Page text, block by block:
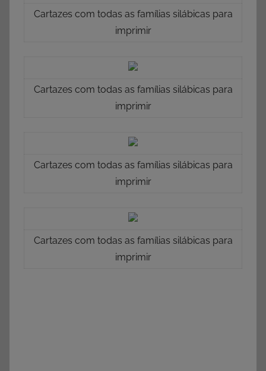
Cartazes com todas as famílias silábicas para
imprimir
Cartazes com todas as famílias silábicas para
imprimir
Cartazes com todas as famílias silábicas para
imprimir
Cartazes com todas as famílias silábicas para
imprimir